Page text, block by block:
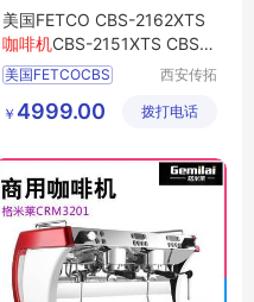
美国FETCO CBS-2162XTS
咖啡机CBS-2151XTS CBS-2
161XTS CBS-2142XTS
美国FETCOCBS
2151XTS咖啡机
全国联保
西安传拓
公司
￥ 4999.00 拨打电话